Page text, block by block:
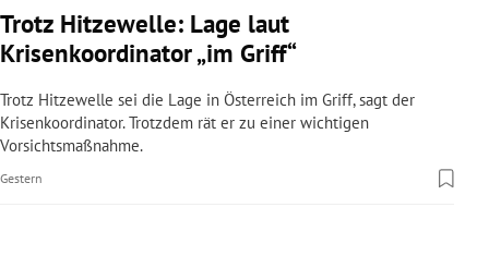
Untermenü
Untermenü
Untermenü
Untermenü
Trotz Hitzewelle: Lage laut
Krisenkoordinator „im Griff“
Trotz Hitzewelle sei die Lage in Österreich im Griff, sagt der
Krisenkoordinator. Trotzdem rät er zu einer wichtigen
Vorsichtsmaßnahme.
Gestern